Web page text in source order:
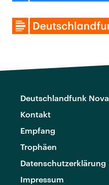
Deutschlandfunk Nova
Kontakt
Empfang
Trophäen
Datenschutzerklärung
Impressum